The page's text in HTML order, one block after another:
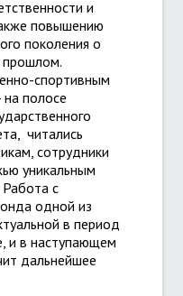
и
повышению
поколения о
прошлом.
спортивным
полосе
читались
сотрудники
уникальным
с
одной из
в период
и в наступающем
дальнейшее